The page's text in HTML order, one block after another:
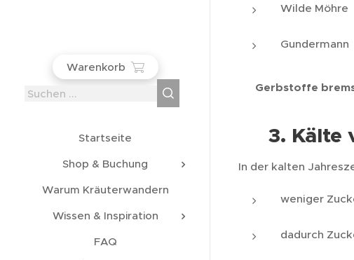
Warenkorb
Startseite
Shop & Buchung
Warum Kräuterwandern
Wissen & Inspiration
FAQ
Wilde Möhre
Gundermann
Gerbstoffe
❄️3. Kälte
In der kalten
weniger
dadurch